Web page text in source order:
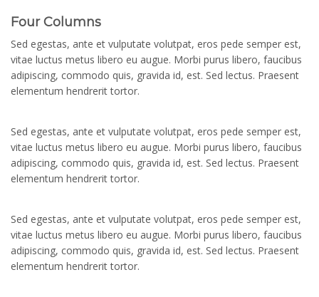
Four Columns
Sed egestas, ante et vulputate volutpat, eros pede semper est,
vitae luctus metus libero eu augue. Morbi purus libero, faucibus
adipiscing, commodo quis, gravida id, est. Sed lectus. Praesent
elementum hendrerit tortor.
Sed egestas, ante et vulputate volutpat, eros pede semper est,
vitae luctus metus libero eu augue. Morbi purus libero, faucibus
adipiscing, commodo quis, gravida id, est. Sed lectus. Praesent
elementum hendrerit tortor.
Sed egestas, ante et vulputate volutpat, eros pede semper est,
vitae luctus metus libero eu augue. Morbi purus libero, faucibus
adipiscing, commodo quis, gravida id, est. Sed lectus. Praesent
elementum hendrerit tortor.